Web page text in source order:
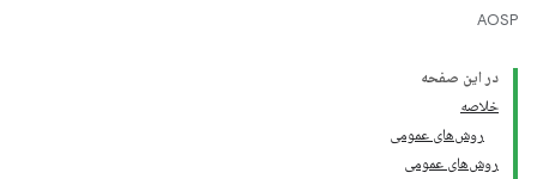
AOSP
در این صفحه
خلاصه
روش‌های عمومی
روش‌های عمومی